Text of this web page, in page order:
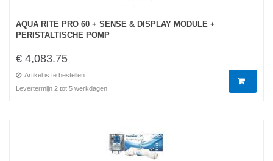
AQUA RITE PRO 60 + SENSE & DISPLAY MODULE +
PERISTALTISCHE POMP
€ 4,083.75
Artikel is te bestellen
Levertermijn 2 tot 5 werkdagen